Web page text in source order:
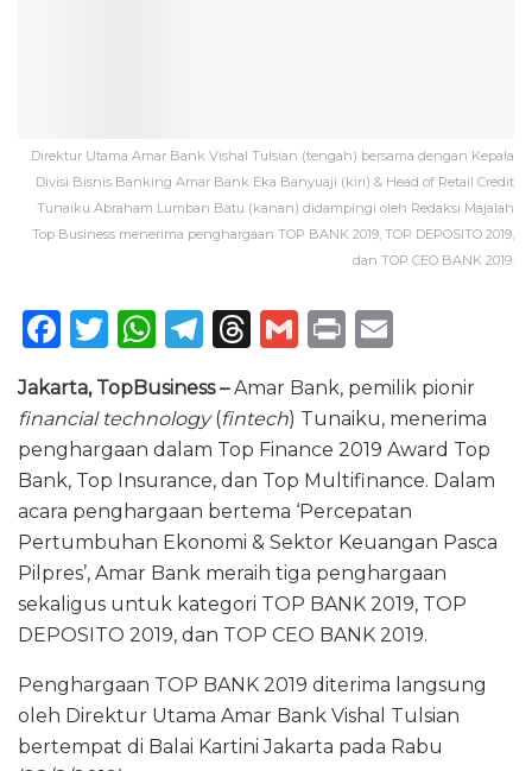
Direktur Utama Amar Bank Vishal Tulsian (tengah) bersama dengan Kepala
Divisi Bisnis Banking Amar Bank Eka Banyuaji (kiri) & Head of Retail Credit
Tunaiku Abraham Lumban Batu (kanan) didampingi oleh Redaksi Majalah
Top Business menerima penghargaan TOP BANK 2019, TOP DEPOSITO 2019,
dan TOP CEO BANK 2019.
F
c
e
b
o
o
k
T
w
it
te
r
W
h
a
ts
A
p
p
T
e
g
ra
m
T
re
a
d
s
G
m
ai
l
P
n
t
m
ai
l
Jakarta, TopBusiness –Amar Bank, pemilik pionir
financial technology(fintech) Tunaiku, menerima
penghargaan dalam Top Finance 2019 Award Top
Bank, Top Insurance, dan Top Multifinance. Dalam
acara penghargaan bertema ‘Percepatan
Pertumbuhan Ekonomi & Sektor Keuangan Pasca
Pilpres’, Amar Bank meraih tiga penghargaan
sekaligus untuk kategori TOP BANK 2019, TOP
DEPOSITO 2019, dan TOP CEO BANK 2019.
Penghargaan TOP BANK 2019 diterima langsung
oleh Direktur Utama Amar Bank Vishal Tulsian
bertempat di Balai Kartini Jakarta pada Rabu